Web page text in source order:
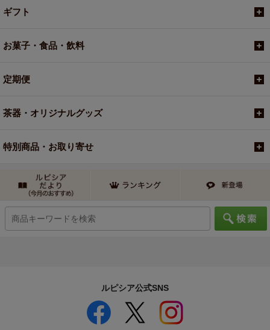
ギフト
お菓子・食品・飲料
定期便
茶器・オリジナルグッズ
特別商品・お取り寄せ
ルピシア公式SNS